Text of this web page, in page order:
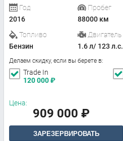
Год
2016
Пробег
88000 км
Топливо
Бензин
Двигатель
1.6 л/ 123 л.с.
Делаем скидку, если вы берете в:
Trade In
120 000₽
Цена:
909 000 ₽
ЗАРЕЗЕРВИРОВАТЬ